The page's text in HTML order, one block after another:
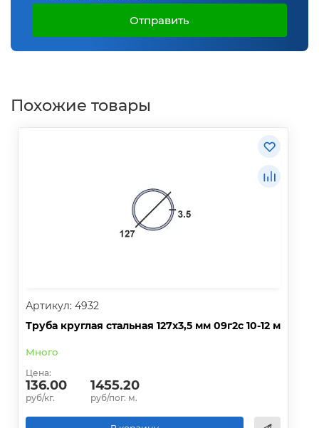
Отправить
Похожие товары
Артикул: 4932
Труба круглая стальная 127х3,5 мм 09г2с 10-12 м
Много
Цена:
136.00
руб/кг.
1455.20
руб/пог. м.